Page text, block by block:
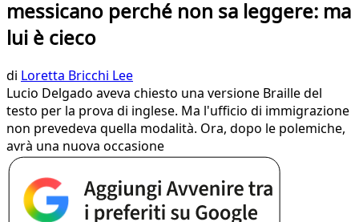
messicano perché non sa leggere: ma
lui è cieco
di Loretta Bricchi Lee
Lucio Delgado aveva chiesto una versione Braille del
testo per la prova di inglese. Ma l'ufficio di immigrazione
non prevedeva quella modalità. Ora, dopo le polemiche,
avrà una nuova occasione